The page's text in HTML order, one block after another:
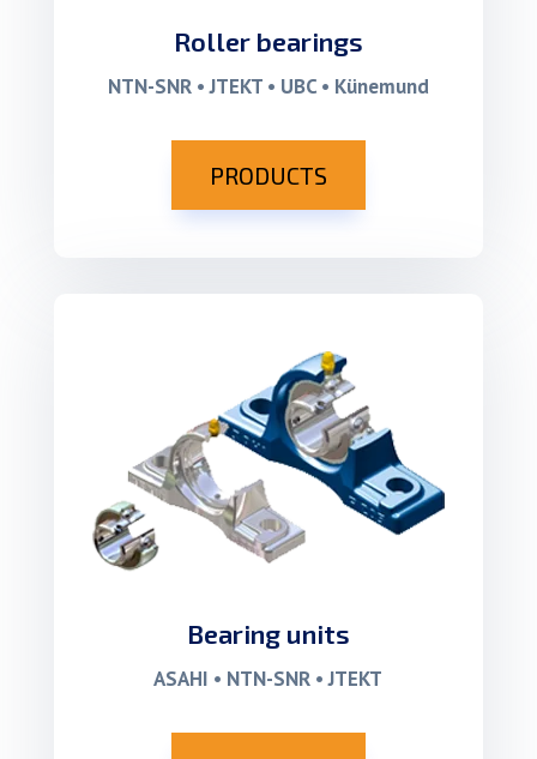
Roller bearings
NTN-SNR • JTEKT • UBC • Künemund
PRODUCTS
Bearing units
ASAHI • NTN-SNR • JTEKT